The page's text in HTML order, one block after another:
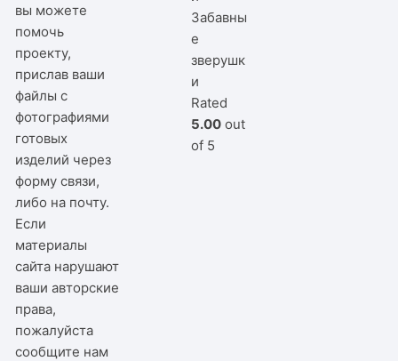
вы можете
помочь
проекту,
прислав ваши
файлы с
фотографиями
готовых
изделий через
форму связи,
либо на почту.
Если
материалы
сайта нарушают
ваши авторские
права,
пожалуйста
сообщите нам
Забавны
е
зверушк
и
Rated
5.00 out
of 5